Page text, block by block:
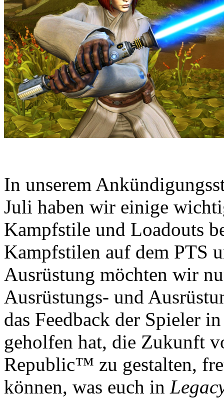
In unserem
Juli haben wir einige
Kampfstile und Loadouts
Kampfstilen auf dem PTS
Ausrüstung möchten wir
Ausrüstungs- und
das Feedback der Spieler
geholfen hat, die Zukunft
Republic™ zu gestalten,
können, was euch in